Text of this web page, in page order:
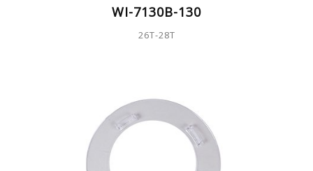
WI-7130B-130
26T-28T